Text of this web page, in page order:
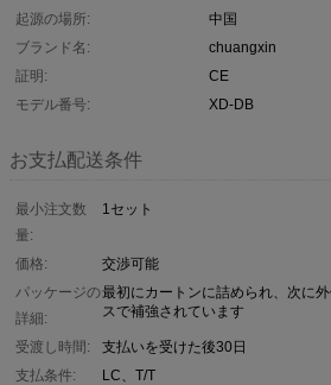
起源の場所:
中国
ブランド名:
chuangxin
証明:
CE
モデル番号:
XD-DB
お支払配送条件
最小注文数
量:
1セット
価格:
交渉可能
パッケージの
詳細:
最初にカートンに詰められ、次に
スで補強されています
受渡し時間:
支払いを受けた後30日
支払条件:
LC、T/T